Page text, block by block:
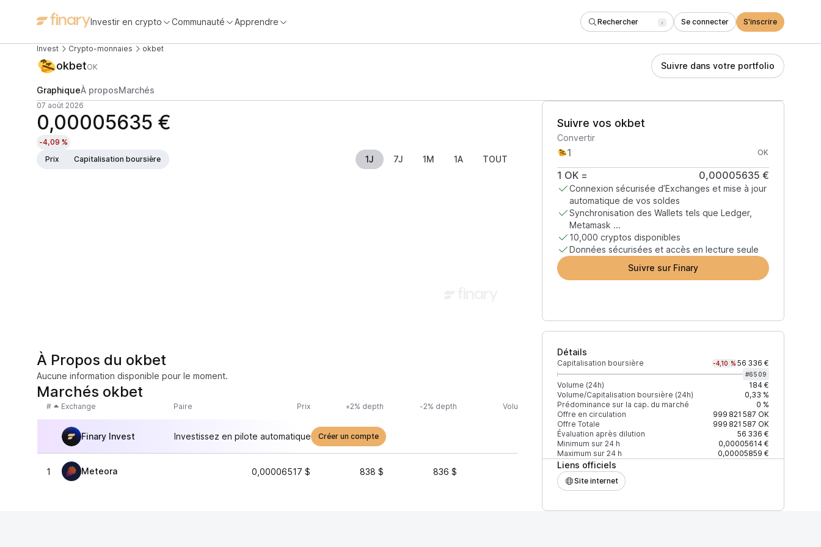
Investir en crypto Communauté Apprendre Rechercher / Se connecter S'inscrire
Invest Crypto-monnaies okbet
okbetOK Suivre dans votre portfolio
GraphiqueÀ proposMarchés
07 août 2026
0,00005635 €
-4,09 %
Prix
Capitalisation boursière 1J 7J 1M 1A TOUT
Suivre vos okbet
Convertir
OK
1 OK= 0,00005635 €
Connexion sécurisée d’Exchanges et mise à jour
automatique de vos soldes
Synchronisation des Wallets tels que Ledger,
Metamask ...
10,000 cryptos disponibles
Données sécurisées et accès en lecture seule
Suivre sur Finary
Détails
Capitalisation boursière -4,10 % 56 336 €
#6509
Volume (24h)
184 €
Volume/Capitalisation boursière (24h)
0,33 %
Prédominance sur la cap. du marché
0 %
Offre en circulation
999 821 587 OK
Offre Totale
999 821 587 OK
Évaluation après dilution
56 336 €
Minimum sur 24 h
0,00005614 €
Maximum sur 24 h
0,00005859 €
Liens officiels
Site internet
À Propos du okbet
Aucune information disponible pour le moment.
Marchés okbet
# Exchange Paire Prix +2% depth -2% depth Volume (24h) % du volume Confiance Mis à jour
Finary Invest Investissez en pilote automatique Créer un compte
1 Meteora 0,00006517 $ 838 $ 836 $ 100 %